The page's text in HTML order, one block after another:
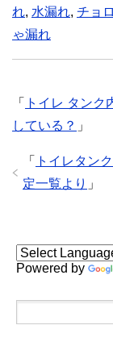
れ, 水漏れ, チョ
ゃ漏れ
「
トイレ タン
している？ 」
「
トイレタン
定一覧より 」
Powered by